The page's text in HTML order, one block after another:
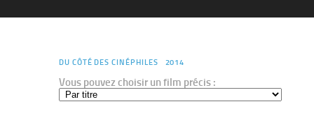
DU CÔTÉ DES CINÉPHILES 2014
Vous pouvez choisir un film précis :